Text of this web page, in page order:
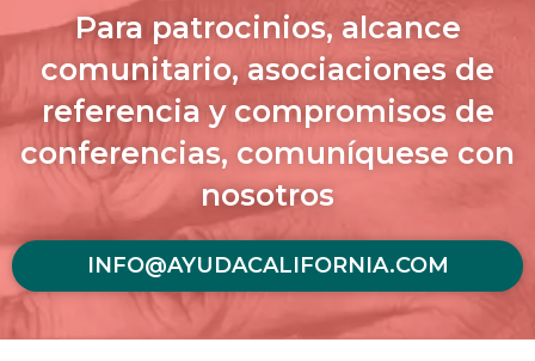
Para patrocinios, alcance
comunitario, asociaciones de
referencia y compromisos de
conferencias, comuníquese con
nosotros
INFO@AYUDACALIFORNIA.COM